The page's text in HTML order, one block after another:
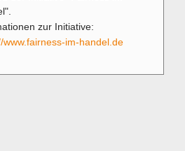
zur Initiative:
www.fairness-im-handel.de